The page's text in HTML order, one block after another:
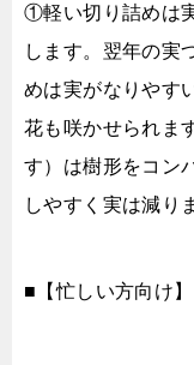
①軽い切り詰めは
します。翌年の実
めは実がなりやす
花も咲かせられま
す）は樹形をコン
しやすく実は減り
■【忙しい方向け